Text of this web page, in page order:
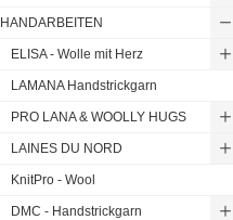
HANDARBEITEN
ELISA - Wolle mit Herz
LAMANA Handstrickgarn
PRO LANA & WOOLLY HUGS
LAINES DU NORD
KnitPro - Wool
DMC - Handstrickgarn